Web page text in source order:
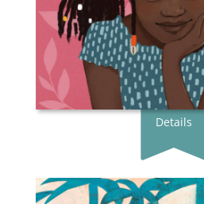
Preis:
17.00 €
Erscheingsdatum:07.12.22
zum Shop
Details